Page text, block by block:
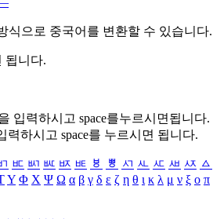
식으로 중국어를 변환할 수 있습니다.
됩니다.
입력하시고 space를누르시면됩니다.
력하시고 space를 누르시면 됩니다.
ㅳ ㅴ ㅵ ㅶ ㅷ ㅸ ㅹ ㅺ ㅻ ㅼ ㅽ ㅾ ㅿ
Υ Φ Χ Ψ Ω α β γ δ ε ζ η θ ι κ λ μ ν ξ ο π